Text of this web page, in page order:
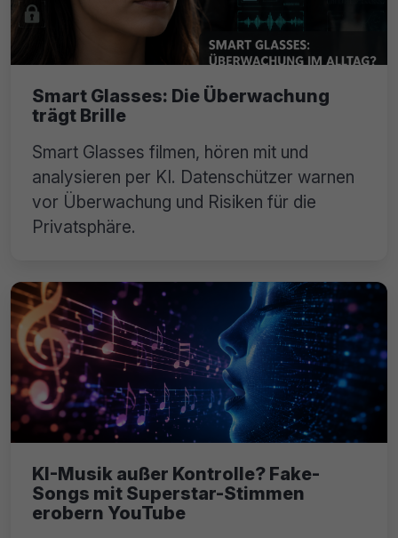
Smart Glasses: Die Überwachung
trägt Brille
Smart Glasses filmen, hören mit und
analysieren per KI. Datenschützer warnen
vor Überwachung und Risiken für die
Privatsphäre.
KI-Musik außer Kontrolle? Fake-
Songs mit Superstar-Stimmen
erobern YouTube